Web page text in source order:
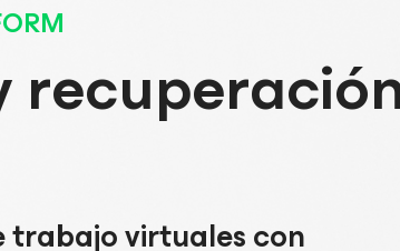
trabajo virtuales con